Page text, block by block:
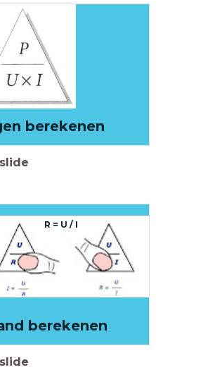
berekenen
berekenen
R = U / I